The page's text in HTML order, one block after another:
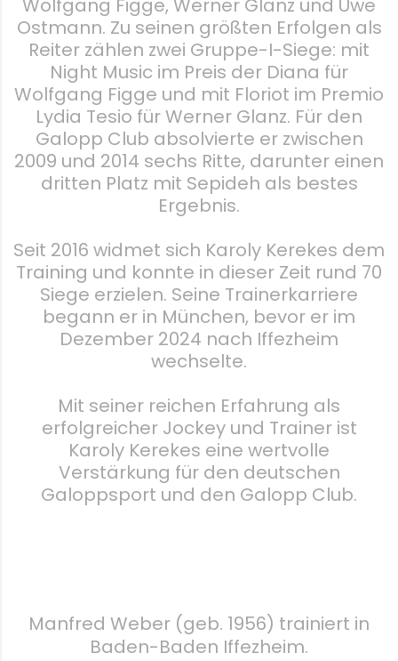
Wolfgang Figge, Werner Glanz und Uwe
Ostmann. Zu seinen größten Erfolgen als
Reiter zählen zwei Gruppe-I-Siege: mit
Night Music im Preis der Diana für
Wolfgang Figge und mit Floriot im Premio
Lydia Tesio für Werner Glanz. Für den
Galopp Club absolvierte er zwischen
2009 und 2014 sechs Ritte, darunter einen
dritten Platz mit Sepideh als bestes
Ergebnis.
Seit 2016 widmet sich Karoly Kerekes dem
Training und konnte in dieser Zeit rund 70
Siege erzielen. Seine Trainerkarriere
begann er in München, bevor er im
Dezember 2024 nach Iffezheim
wechselte.
Mit seiner reichen Erfahrung als
erfolgreicher Jockey und Trainer ist
Karoly Kerekes eine wertvolle
Verstärkung für den deutschen
Galoppsport und den Galopp Club.
Manfred Weber (geb. 1956) trainiert in
Baden-Baden Iffezheim.